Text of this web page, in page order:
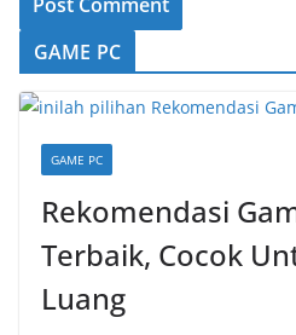
GAME PC
GAME PC
Rekomendasi
Terbaik, Cocok
Luang